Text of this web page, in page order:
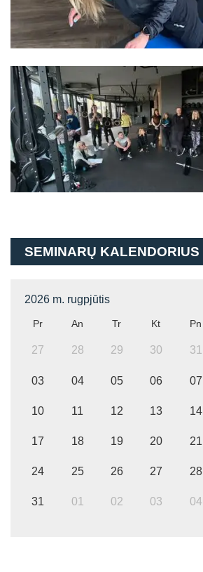
SEMINARŲ KALENDORIUS
2026 m. rugpjūtis
Pr An Tr Kt Pn
27 28 29 30 31
03 04 05 06 07
10 11 12 13 14
17 18 19 20 21
24 25 26 27 28
31 01 02 03 04